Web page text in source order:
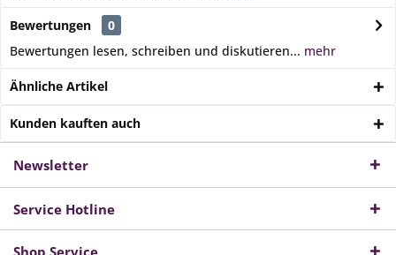
Bewertungen
0
Bewertungen lesen, schreiben und diskutieren... mehr
Ähnliche Artikel
Kunden kauften auch
Newsletter
Service Hotline
Shop Service